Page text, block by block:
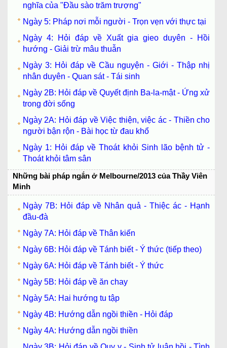
nghĩa của "Đầu sào trăm trượng"
Ngày 5: Pháp nơi mỗi người - Trọn vẹn với thực tại
Ngày 4: Hỏi đáp về Xuất gia gieo duyên - Hồi
hướng - Giải trừ mâu thuẫn
Ngày 3: Hỏi đáp về Cầu nguyện - Giới - Thập nhị
nhân duyên - Quan sát - Tái sinh
Ngày 2B: Hỏi đáp về Quyết định Ba-la-mật - Ứng xử
trong đời sống
Ngày 2A: Hỏi đáp về Việc thiện, việc ác - Thiền cho
người bận rộn - Bài học từ đau khổ
Ngày 1: Hỏi đáp về Thoát khỏi Sinh lão bệnh tử -
Thoát khỏi tâm sân
Những bài pháp ngắn ở Melbourne/2013 của Thầy Viên
Minh
Ngày 7B: Hỏi đáp về Nhân quả - Thiệc ác - Hạnh
đầu-đà
Ngày 7A: Hỏi đáp về Thân kiến
Ngày 6B: Hỏi đáp về Tánh biết - Ý thức (tiếp theo)
Ngày 6A: Hỏi đáp về Tánh biết - Ý thức
Ngày 5B: Hỏi đáp về ăn chay
Ngày 5A: Hai hướng tu tập
Ngày 4B: Hướng dẫn ngồi thiền - Hỏi đáp
Ngày 4A: Hướng dẫn ngồi thiền